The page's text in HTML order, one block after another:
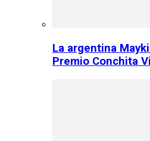
La argentina
Premio Conchita